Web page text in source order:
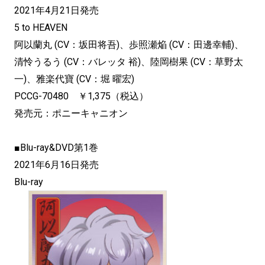
2021年4月21日発売
5 to HEAVEN
阿以蘭丸 (CV：坂田将吾)、歩照瀬焔 (CV：田邊幸輔)、
清怜うるう (CV：バレッタ 裕)、陸岡樹果 (CV：草野太
一)、雅楽代寶 (CV：堀 曜宏)
PCCG-70480 ￥1,375（税込）
発売元：ポニーキャニオン
■Blu-ray&DVD第1巻
2021年6月16日発売
Blu-ray